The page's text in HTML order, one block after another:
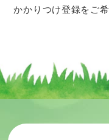
かかりつけ登録をご